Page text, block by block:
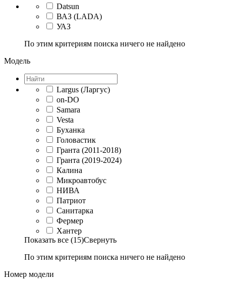
Datsun
ВАЗ (LADA)
УАЗ
По этим критериям поиска ничего не найдено
Модель
Largus (Ларгус)
on-DO
Samara
Vesta
Буханка
Головастик
Гранта (2011-2018)
Гранта (2019-2024)
Калина
Микроавтобус
НИВА
Патриот
Санитарка
Фермер
Хантер
Показать все (15)Свернуть
По этим критериям поиска ничего не найдено
Номер модели